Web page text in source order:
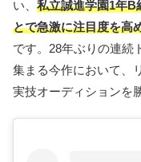
い、 私立誠進学園1年B
とで急激に注目度を高
です。28年ぶりの連続
集まる今作において、
実技オーディションを